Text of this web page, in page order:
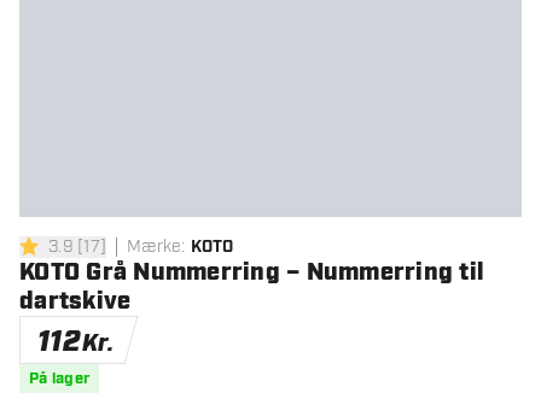
3.9 bedømmelsesstjerner
3.9 [17] Mærke: KOTO
KOTO Grå Nummerring – Nummerring til
dartskive
112Kr.
På lager